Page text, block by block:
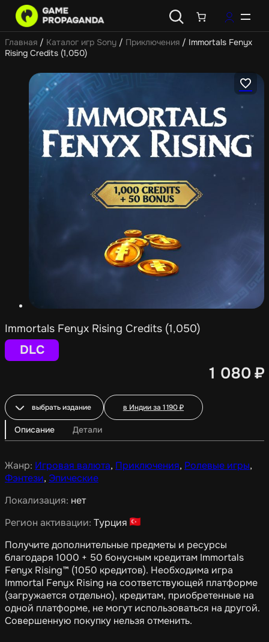
Главная / Каталог игр Sony / Приключения / Immortals Fenyx
Rising Credits (1,050)
Immortals Fenyx Rising Credits (1,050)
DLC
1 080 ₽
выбрать издание в Индии за 1 190₽
Описание Детали
Жанр: Игровая валюта, Приключения, Ролевые игры,
Фэнтези, Эпические
Локализация: нет
Регион активации: Турция
Получите дополнительные предметы и ресурсы
благодаря 1000 + 50 бонусным кредитам Immortals
Fenyx Rising™ (1050 кредитов). Необходима игра
Immortal Fenyx Rising на соответствующей платформе
(загружается отдельно), кредитам, приобретенные на
одной платформе, не могут использоваться на другой.
Совершенную покупку нельзя отменить.